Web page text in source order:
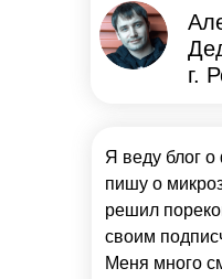
г.
Я веду блог о
пишу о
решил
своим
Меня много